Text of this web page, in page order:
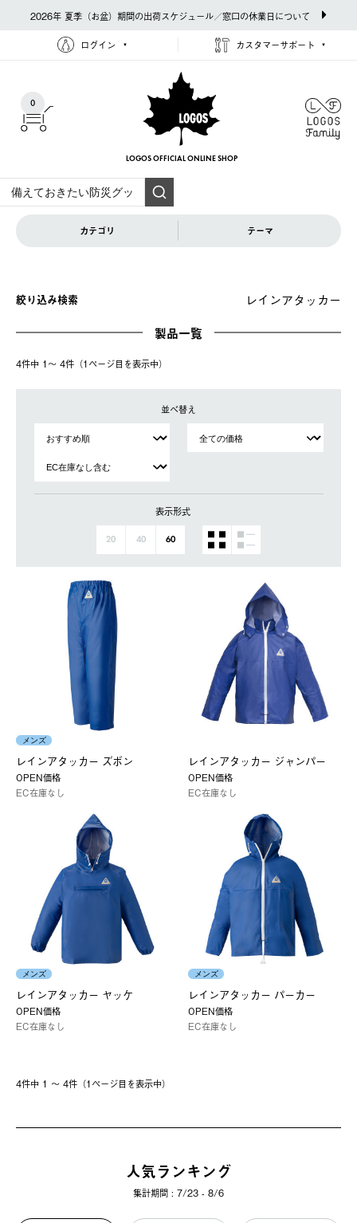
2026年 夏季（お盆）期間の出荷スケジュール／窓口の休業日について
ログイン カスタマーサポート
0
LOGOS OFFICIAL ONLINE SHOP
カテゴリ テーマ
絞り込み検索 レインアタッカー
製品一覧
4件中 1〜 4件（1ページ⽬を表⽰中）
並べ替え
表示形式
20 40 60
メンズ
レインアタッカー ズボン
OPEN価格
EC在庫なし
レインアタッカー ジャンパー
OPEN価格
EC在庫なし
メンズ
レインアタッカー ヤッケ
OPEN価格
EC在庫なし
メンズ
レインアタッカー パーカー
OPEN価格
EC在庫なし
4件中 1 〜 4件（1ページ⽬を表⽰中）
人気ランキング
集計期間 : 7/23 - 8/6